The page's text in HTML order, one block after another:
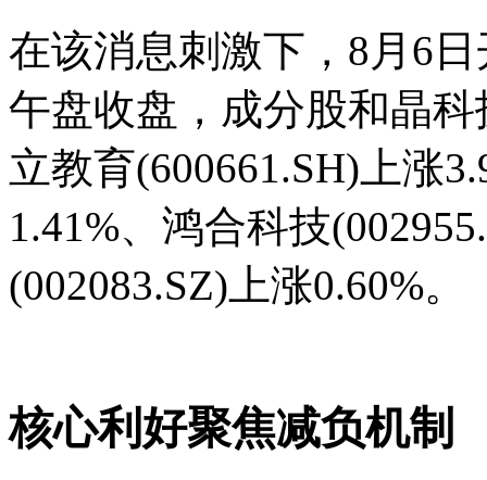
在该消息刺激下，8月6
午盘收盘，成分股和晶科
立教育(600661.SH)上涨
1.41%、鸿合科技
(002083.SZ)上涨0.60%。
核心利好聚焦减负机制